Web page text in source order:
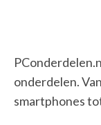
onderdelen.
smartphones